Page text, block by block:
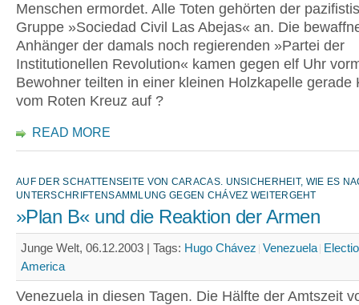
Menschen ermordet. Alle Toten gehörten der
Gruppe »Sociedad Civil Las Abejas« an. Die
Anhänger der damals noch regierenden »Partei der
Institutionellen Revolution« kamen gegen elf Uhr
Bewohner teilten in einer kleinen Holzkapelle gerade
vom Roten Kreuz auf ?
READ MORE
AUF DER SCHATTENSEITE VON CARACAS. UNSICHERHEIT, WIE ES
UNTERSCHRIFTENSAMMLUNG GEGEN CHÁVEZ WEITERGEHT
»Plan B« und die Reaktion der Armen
Junge Welt, 06.12.2003 | Tags: Hugo Chávez Venezuela
America
Venezuela in diesen Tagen. Die Hälfte der Amtszeit